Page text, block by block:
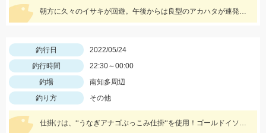
朝方に久々のイサキが回遊。午後からは良型のアカハタが連発しました。
釣行日
2022/05/24
釣行時間
22:30～00:00
釣場
南知多周辺
釣り方
その他
仕掛けは、‘‘うなぎアナゴぶっこみ仕掛‘‘を使用！ゴールドイソメや青イソメの房掛けがオススメ‼